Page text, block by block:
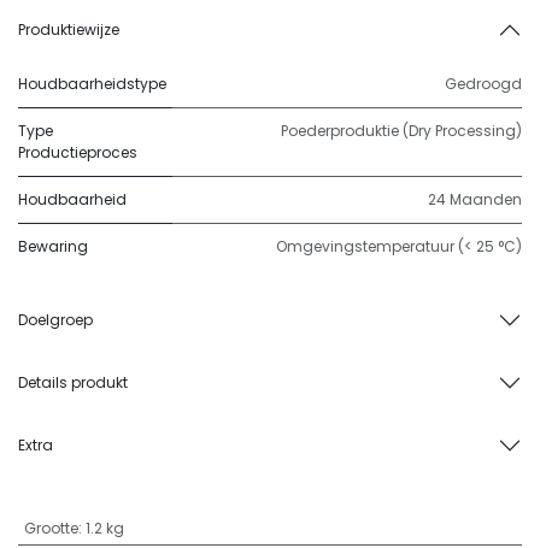
Produktiewijze
Houdbaarheidstype Gedroogd
Type
Productieproces
Poederproduktie (Dry Processing)
Houdbaarheid 24 Maanden
Bewaring Omgevingstemperatuur (< 25 °C)
Doelgroep
Details produkt
Extra
Grootte: 1.2 kg